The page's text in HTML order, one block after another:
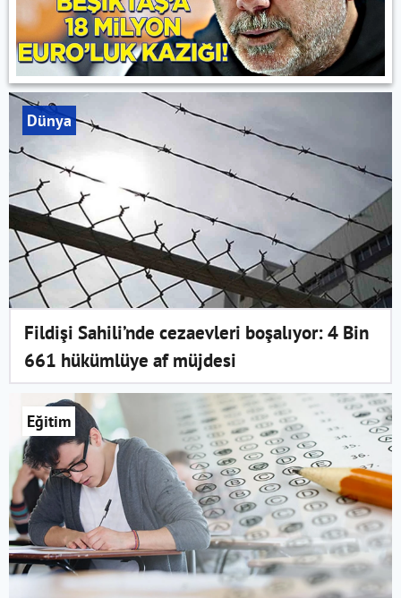
Dünya
Fildişi Sahili’nde cezaevleri boşalıyor: 4 Bin
661 hükümlüye af müjdesi
Eğitim